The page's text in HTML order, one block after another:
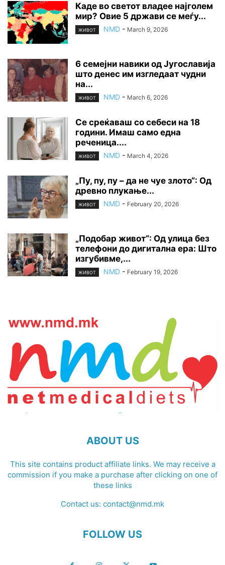
Каде во светот владее најголем
мир? Овие 5 држави се меѓу...
ЖИВОТ NMD - March 9, 2026
6 семејни навики од Југославија
што денес им изгледаат чудни
на...
ЖИВОТ NMD - March 6, 2026
Се среќаваш со себеси на 18
години. Имаш само една
реченица....
ЖИВОТ NMD - March 4, 2026
„Пу, пу, пу – да не чуе злото“: Од
древно плукање...
ЖИВОТ NMD - February 20, 2026
„Подобар живот“: Од улица без
телефони до дигитална ера: Што
изгубивме,...
ЖИВОТ NMD - February 19, 2026
ABOUT US
This site contains product affiliate links. We may receive a
commission if you make a purchase after clicking on one of
these links
Contact us: contact@nmd.mk
FOLLOW US